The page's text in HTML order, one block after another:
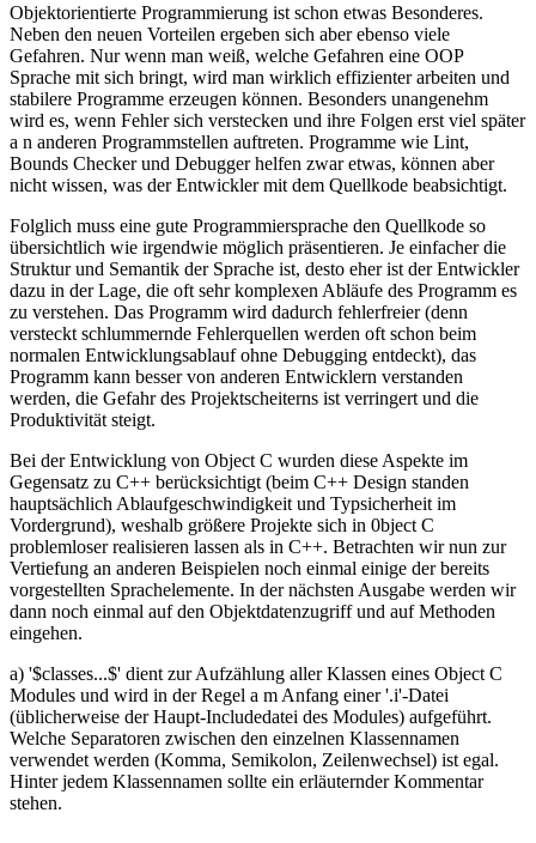
Objektorientierte Programmierung ist schon etwas Besonderes.
Neben den neuen Vorteilen ergeben sich aber ebenso viele
Gefahren. Nur wenn man weiß, welche Gefahren eine OOP
Sprache mit sich bringt, wird man wirklich effizienter arbeiten und
stabilere Programme erzeugen können. Besonders unangenehm
wird es, wenn Fehler sich verstecken und ihre Folgen erst viel später
a n anderen Programmstellen auftreten. Programme wie Lint,
Bounds Checker und Debugger helfen zwar etwas, können aber
nicht wissen, was der Entwickler mit dem Quellkode beabsichtigt.
Folglich muss eine gute Programmiersprache den Quellkode so
übersichtlich wie irgendwie möglich präsentieren. Je einfacher die
Struktur und Semantik der Sprache ist, desto eher ist der Entwickler
dazu in der Lage, die oft sehr komplexen Abläufe des Programm es
zu verstehen. Das Programm wird dadurch fehlerfreier (denn
versteckt schlummernde Fehlerquellen werden oft schon beim
normalen Entwicklungsablauf ohne Debugging entdeckt), das
Programm kann besser von anderen Entwicklern verstanden
werden, die Gefahr des Projektscheiterns ist verringert und die
Produktivität steigt.
Bei der Entwicklung von Object C wurden diese Aspekte im
Gegensatz zu C++ berücksichtigt (beim C++ Design standen
hauptsächlich Ablaufgeschwindigkeit und Typsicherheit im
Vordergrund), weshalb größere Projekte sich in 0bject C
problemloser realisieren lassen als in C++. Betrachten wir nun zur
Vertiefung an anderen Beispielen noch einmal einige der bereits
vorgestellten Sprachelemente. In der nächsten Ausgabe werden wir
dann noch einmal auf den Objektdatenzugriff und auf Methoden
eingehen.
a) '$classes...$' dient zur Aufzählung aller Klassen eines Object C
Modules und wird in der Regel a m Anfang einer '.i'-Datei
(üblicherweise der Haupt-Includedatei des Modules) aufgeführt.
Welche Separatoren zwischen den einzelnen Klassennamen
verwendet werden (Komma, Semikolon, Zeilenwechsel) ist egal.
Hinter jedem Klassennamen sollte ein erläuternder Kommentar
stehen.